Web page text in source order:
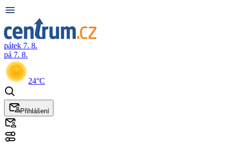
pátek 7. 8.
pá 7. 8.
24°C
Přihlášení